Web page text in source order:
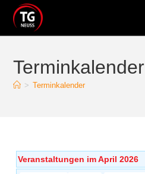
Terminkalender
> Terminkalender
Veranstaltungen im April 2026